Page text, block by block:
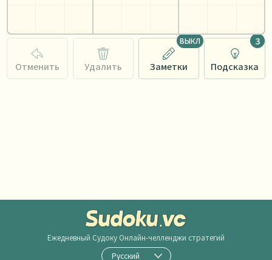
Отменить Удалить Заметки
ВЫКЛ
Подсказка
3
Ежедневный Судоку Онлайн-челленджи стратегий
Русский